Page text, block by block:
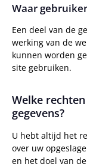
Waar
Een deel van de
werking van de
kunnen worden
site gebruiken.
Welke
gegevens?
U hebt altijd het
over uw
en het doel van